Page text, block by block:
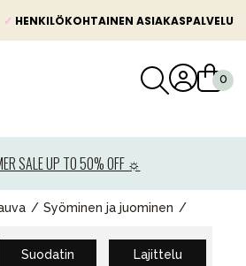
✓ HENKILÖKOHTAINEN ASIAKASPALVELU
SALE UP TO 50% OFF ☼
Syöminen ja juominen
Suodatin Lajittelu
turvaistuimet
paketti